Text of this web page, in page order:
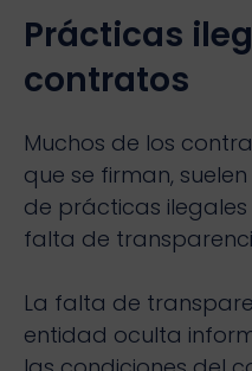
Prácticas
contratos
Muchos de los
que se firman,
de prácticas
falta de
La falta de
entidad oculta